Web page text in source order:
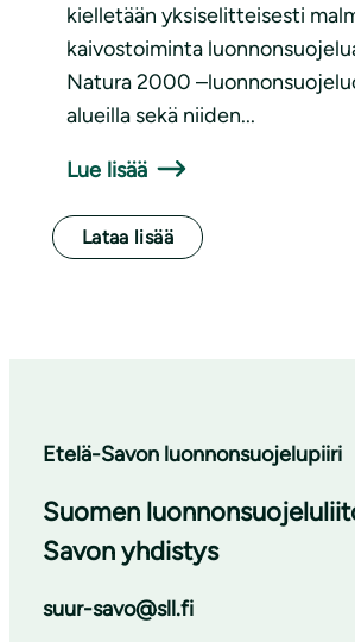
kielletään yksiselitteisesti
kaivostoiminta
Natura 2000
alueilla sekä niiden...
Lue lisää
Lataa lisää
Etelä-Savon luonnonsuojelupiiri
Suomen
Savon yhdistys
suur-savo@sll.fi